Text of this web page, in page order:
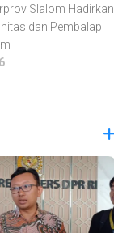
Slalom Hadirkan
dan Pembalap